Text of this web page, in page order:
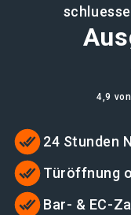
4,9
24 Stunden
Türöffnung
Bar- & EC-